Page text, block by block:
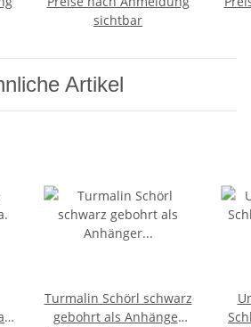
Armband auf
sichtbar
Artikel
Turmalin Schörl schwarz
gebohrt als Anhänger